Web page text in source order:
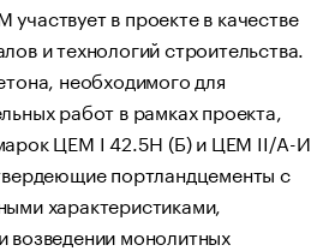
в проекте в качестве
и технологий строительства.
необходимого для
работ в рамках проекта,
ЦЕМ I 42.5Н (Б) и ЦЕМ II/А-И
портландцементы с
характеристиками,
возведении монолитных